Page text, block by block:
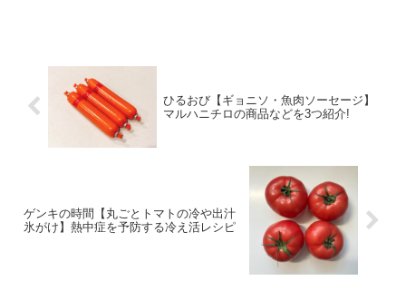
ひるおび【ギョニソ・魚肉ソーセージ】
マルハニチロの商品などを3つ紹介!
ゲンキの時間【丸ごとトマトの冷や出汁
氷がけ】熱中症を予防する冷え活レシピ